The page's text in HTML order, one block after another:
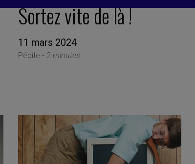
Sortez vite de là !
11 mars 2024
Pépite - 2 minutes